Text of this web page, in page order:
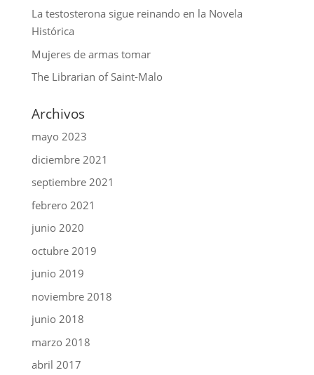
La testosterona sigue reinando en la Novela
Histórica
Mujeres de armas tomar
The Librarian of Saint-Malo
Archivos
mayo 2023
diciembre 2021
septiembre 2021
febrero 2021
junio 2020
octubre 2019
junio 2019
noviembre 2018
junio 2018
marzo 2018
abril 2017